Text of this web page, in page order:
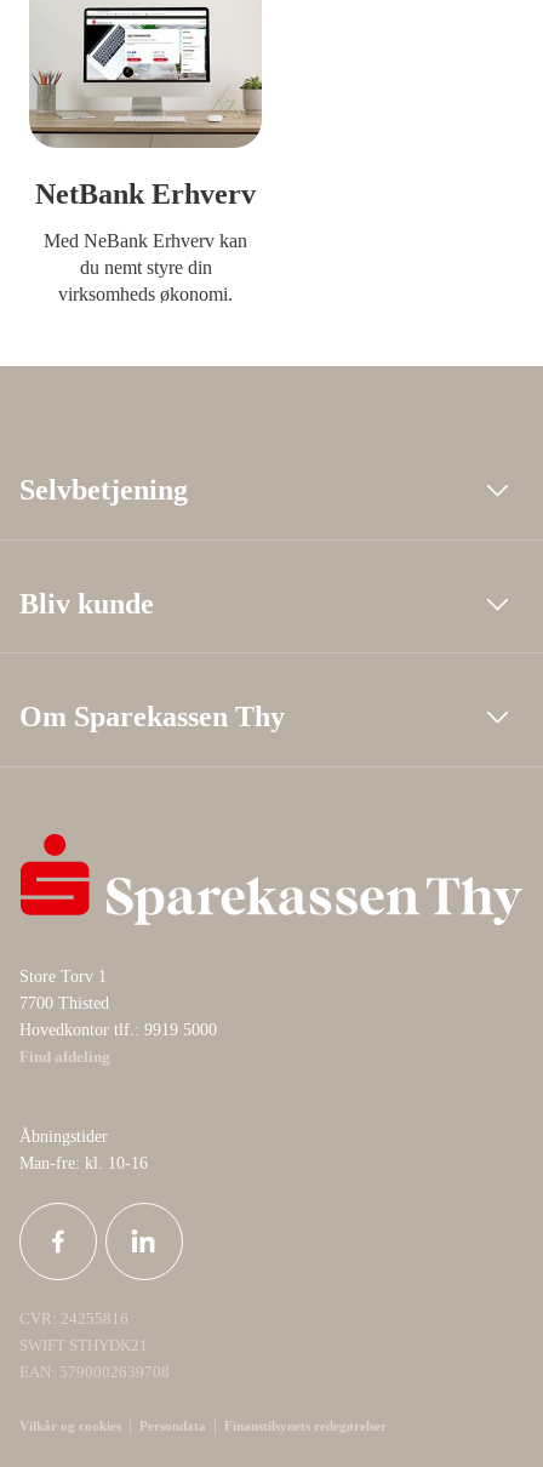
NetBank Erhverv
Med NeBank Erhverv kan
du nemt styre din
virksomheds økonomi.
Selvbetjening
Bliv kunde
Om Sparekassen Thy
Store Torv 1
7700 Thisted
Hovedkontor tlf.: 9919 5000
Find afdeling
Åbningstider
Man-fre: kl. 10-16
CVR: 24255816
SWIFT STHYDK21
EAN: 5790002639708
Vilkår og cookies | Persondata | Finanstilsynets redegørelser